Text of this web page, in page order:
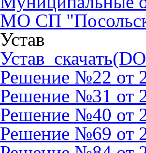
МО СП
Устав
Устав_скачать
Решение №22 от
Решение №31 от
Решение №40 от
Решение №69 от